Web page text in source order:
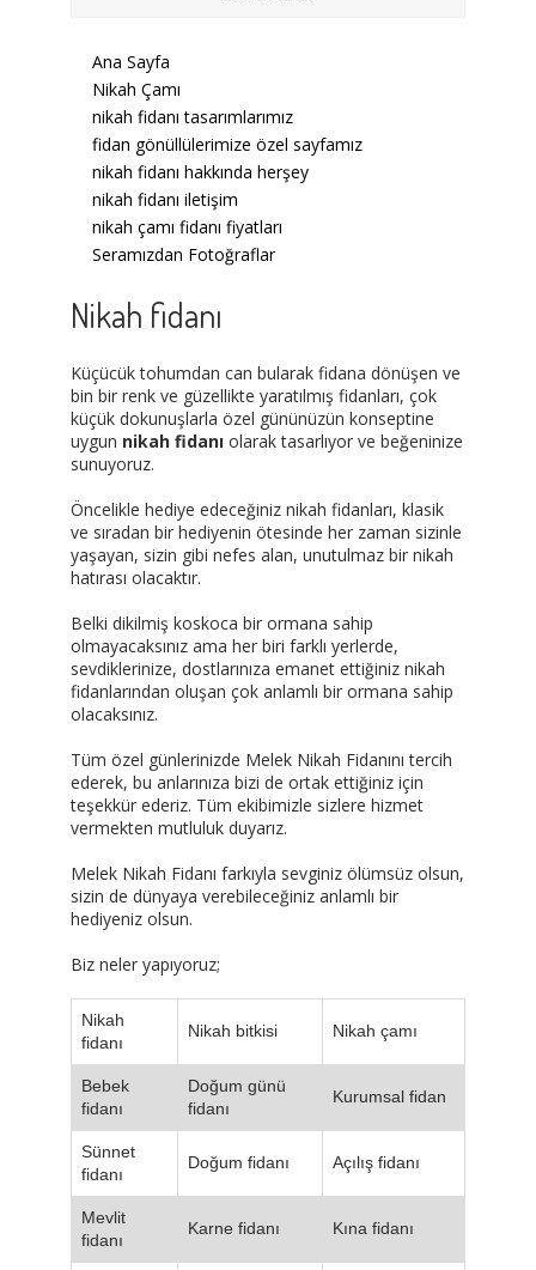
Ana Sayfa
Nikah Çamı
nikah fidanı tasarımlarımız
fidan gönüllülerimize özel sayfamız
nikah fidanı hakkında herşey
nikah fidanı iletişim
nikah çamı fidanı fiyatları
Seramızdan Fotoğraflar
Nikah fidanı
Küçücük tohumdan can bularak fidana dönüşen ve
bin bir renk ve güzellikte yaratılmış fidanları, çok
küçük dokunuşlarla özel gününüzün konseptine
uygun nikah fidanı olarak tasarlıyor ve beğeninize
sunuyoruz.
Öncelikle hediye edeceğiniz nikah fidanları, klasik
ve sıradan bir hediyenin ötesinde her zaman sizinle
yaşayan, sizin gibi nefes alan, unutulmaz bir nikah
hatırası olacaktır.
Belki dikilmiş koskoca bir ormana sahip
olmayacaksınız ama her biri farklı yerlerde,
sevdiklerinize, dostlarınıza emanet ettiğiniz nikah
fidanlarından oluşan çok anlamlı bir ormana sahip
olacaksınız.
Tüm özel günlerinizde Melek Nikah Fidanını tercih
ederek, bu anlarınıza bizi de ortak ettiğiniz için
teşekkür ederiz. Tüm ekibimizle sizlere hizmet
vermekten mutluluk duyarız.
Melek Nikah Fidanı farkıyla sevginiz ölümsüz olsun,
sizin de dünyaya verebileceğiniz anlamlı bir
hediyeniz olsun.
Biz neler yapıyoruz;
Nikah
fidanı
Nikah bitkisi Nikah çamı
Bebek
fidanı
Doğum günü
fidanı
Kurumsal fidan
Sünnet
fidanı
Doğum fidanı Açılış fidanı
Mevlit
fidanı
Karne fidanı Kına fidanı